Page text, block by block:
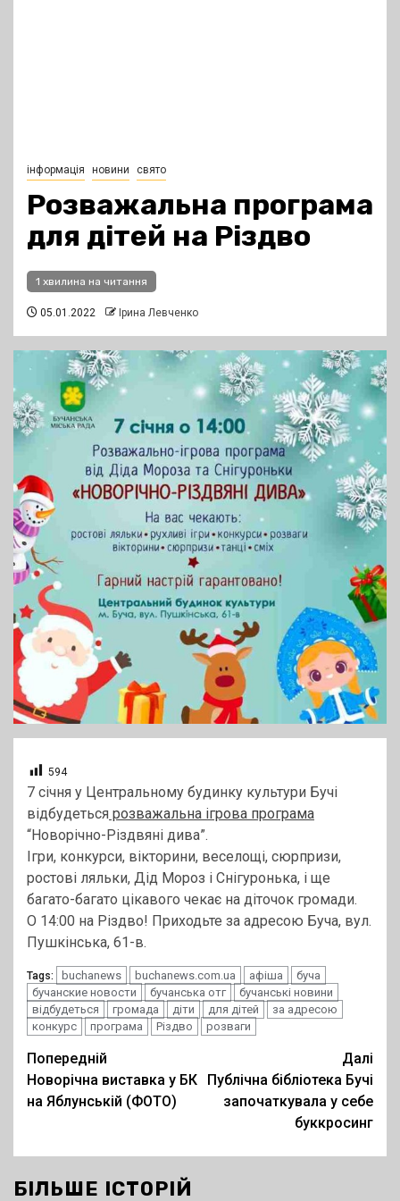
інформація новини свято
Розважальна програма
для дітей на Різдво
1 хвилина на читання
05.01.2022 Ірина Левченко
594
7 січня у Центральному будинку культури Бучі
відбудеться розважальна ігрова програма
“Новорічно-Різдвяні дива”.
Ігри, конкурси, вікторини, веселощі, сюрпризи,
ростові ляльки, Дід Мороз і Снігуронька, і ще
багато-багато цікавого чекає на діточок громади.
О 14:00 на Різдво! Приходьте за адресою Буча, вул.
Пушкінська, 61-в.
Tags: buchanews buchanews.com.ua афіша
буча
бучанские новости
бучанська отг
бучанські новини
відбудеться
громада діти для дітей
за адресою
конкурс
програма Різдво розваги
Post
navigation
Попередній
Новорічна виставка у БК
на Яблунській (ФОТО)
Далі
Публічна бібліотека Бучі
започаткувала у себе
буккросинг
БІЛЬШЕ ІСТОРІЙ